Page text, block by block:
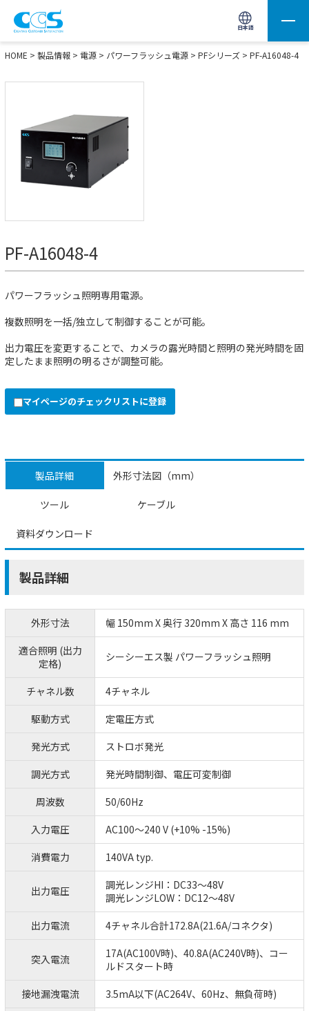
日本語
画像処理用の製品検索 サイト内検索(Enterで実行)
HOME > 製品情報 > 電源 > パワーフラッシュ電源 > PFシリーズ > PF-A16048-4
PF-A16048-4
パワーフラッシュ照明専用電源。
複数照明を一括/独立して制御することが可能。
出力電圧を変更することで、カメラの露光時間と照明の発光時間を固
定したまま照明の明るさが調整可能。
マイページのチェックリストに登録
製品詳細 外形寸法図（mm）
ツール ケーブル
資料ダウンロード
製品詳細
外形寸法
幅 150mm X 奥行 320mm X 高さ 116 mm
適合照明 (出力
定格)
シーシーエス製 パワーフラッシュ照明
チャネル数
4チャネル
駆動方式
定電圧方式
発光方式
ストロボ発光
調光方式
発光時間制御、電圧可変制御
周波数
50/60Hz
入力電圧
AC100～240 V (+10% -15%)
消費電力
140VA typ.
出力電圧
調光レンジHI：DC33～48V
調光レンジLOW：DC12～48V
出力電流
4チャネル合計172.8A(21.6A/コネクタ)
突入電流
17A(AC100V時)、40.8A(AC240V時)、コー
ルドスタート時
接地漏洩電流
3.5mA以下(AC264V、60Hz、無負荷時)